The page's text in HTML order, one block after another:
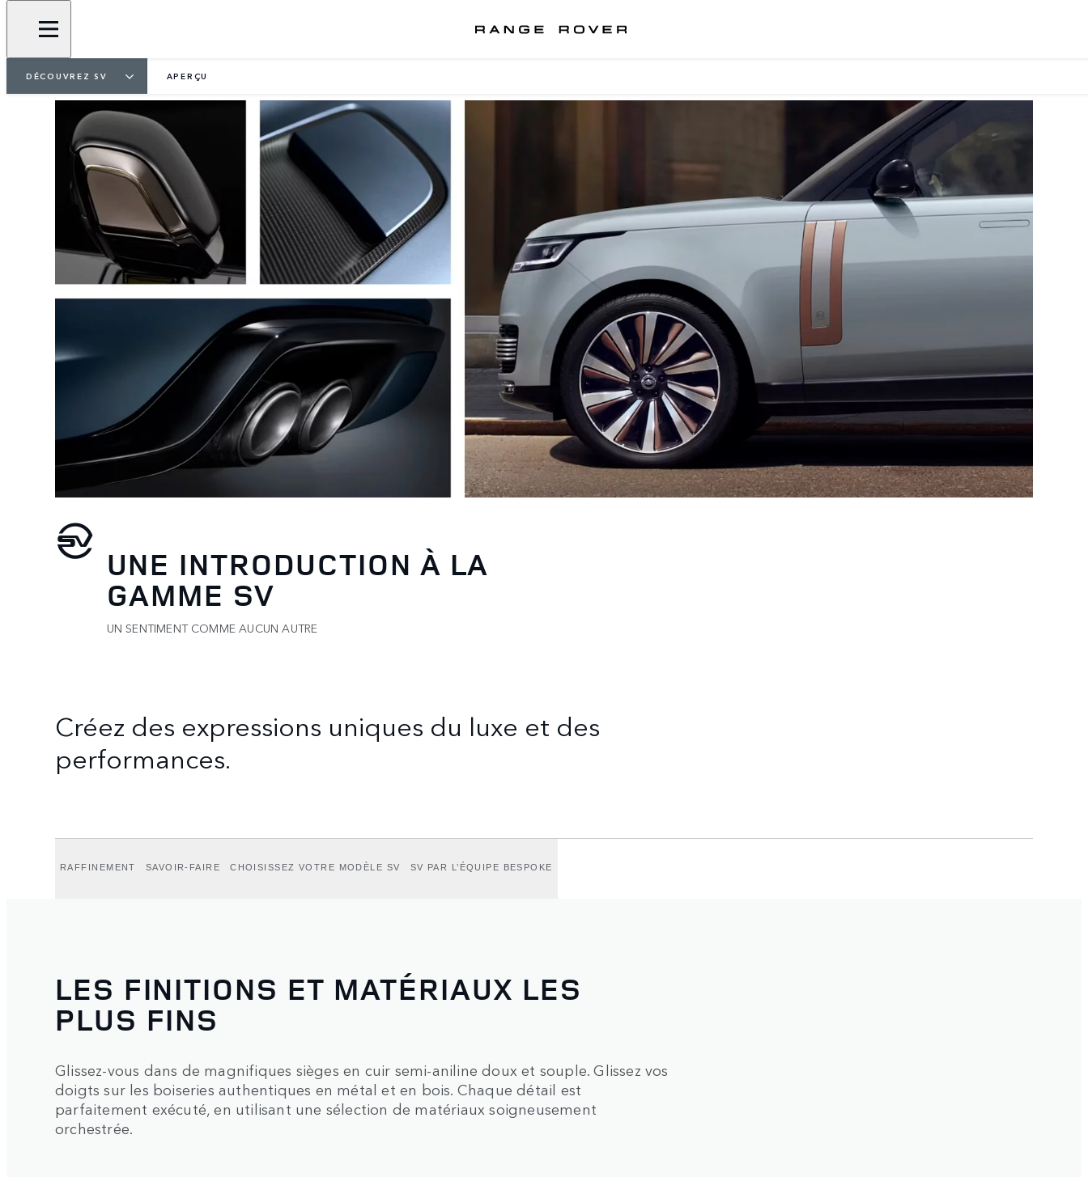
DÉCOUVREZ SV APERÇU
UNE INTRODUCTION À LA
GAMME SV
UN SENTIMENT COMME AUCUN AUTRE
Créez des expressions uniques du luxe et des
performances.
RAFFINEMENT SAVOIR-FAIRE CHOISISSEZ VOTRE MODÈLE SV SV PAR L’ÉQUIPE BESPOKE
LES FINITIONS ET MATÉRIAUX LES
PLUS FINS
Glissez-vous dans de magnifiques sièges en cuir semi-aniline doux et souple. Glissez vos
doigts sur les boiseries authentiques en métal et en bois. Chaque détail est
parfaitement exécuté, en utilisant une sélection de matériaux soigneusement
orchestrée.